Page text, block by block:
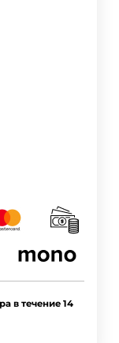
в течение 14